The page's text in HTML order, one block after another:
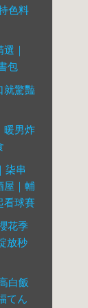
色料
｜
包
就驚豔
暖男炸
柒串
屋｜輔
看球賽
花季
放秒
白飯
てん